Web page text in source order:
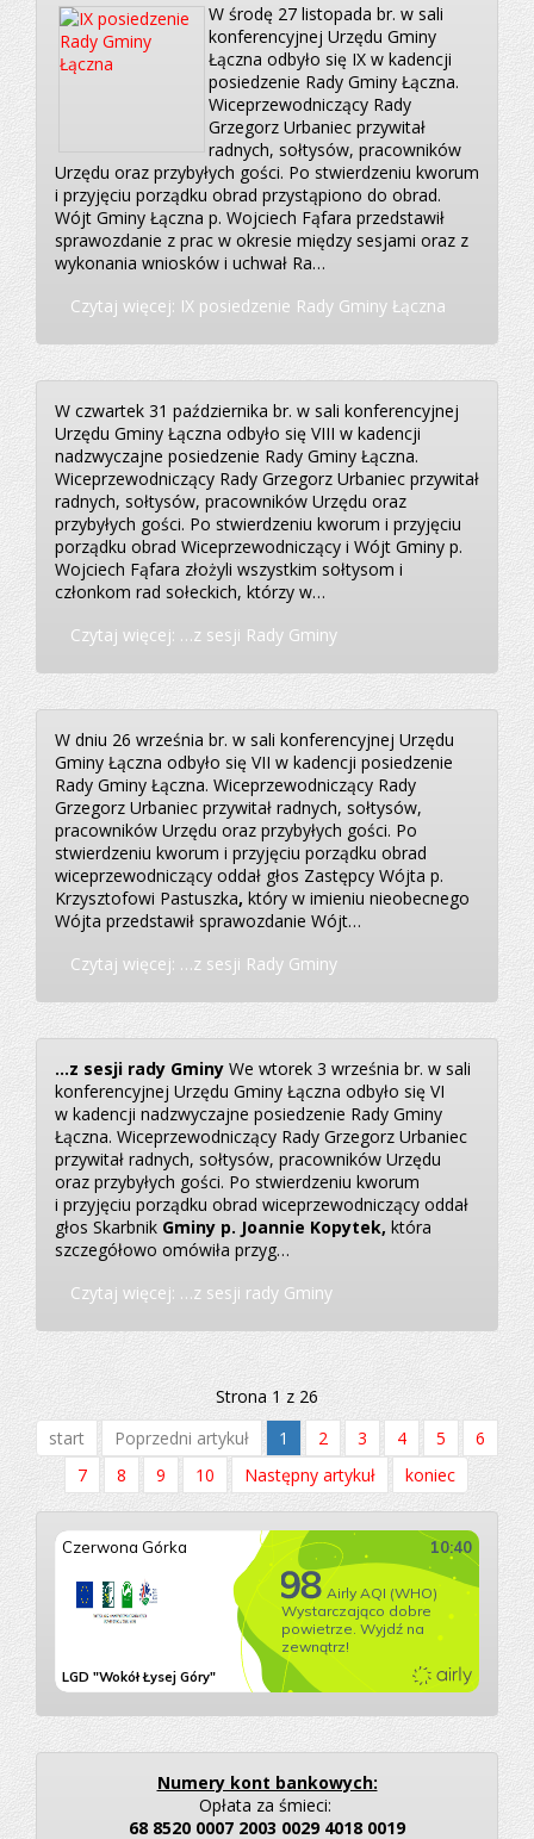
W środę 27 listopada br. w sali
konferencyjnej Urzędu Gminy
Łączna odbyło się IX w kadencji
posiedzenie Rady Gminy Łączna.
Wiceprzewodniczący Rady
Grzegorz Urbaniec przywitał
radnych, sołtysów, pracowników
Urzędu oraz przybyłych gości. Po stwierdzeniu kworum
i przyjęciu porządku obrad przystąpiono do obrad.
Wójt Gminy Łączna p. Wojciech Fąfara przedstawił
sprawozdanie z prac w okresie między sesjami oraz z
wykonania wniosków i uchwał Ra…
Czytaj więcej: IX posiedzenie Rady Gminy Łączna
W czwartek 31 października br. w sali konferencyjnej
Urzędu Gminy Łączna odbyło się VIII w kadencji
nadzwyczajne posiedzenie Rady Gminy Łączna.
Wiceprzewodniczący Rady Grzegorz Urbaniec przywitał
radnych, sołtysów, pracowników Urzędu oraz
przybyłych gości. Po stwierdzeniu kworum i przyjęciu
porządku obrad Wiceprzewodniczący i Wójt Gminy p.
Wojciech Fąfara złożyli wszystkim sołtysom i
członkom rad sołeckich, którzy w…
Czytaj więcej: …z sesji Rady Gminy
W dniu 26 września br. w sali konferencyjnej Urzędu
Gminy Łączna odbyło się VII w kadencji posiedzenie
Rady Gminy Łączna. Wiceprzewodniczący Rady
Grzegorz Urbaniec przywitał radnych, sołtysów,
pracowników Urzędu oraz przybyłych gości. Po
stwierdzeniu kworum i przyjęciu porządku obrad
wiceprzewodniczący oddał głos Zastępcy Wójta p.
Krzysztofowi Pastuszka, który w imieniu nieobecnego
Wójta przedstawił sprawozdanie Wójt…
Czytaj więcej: …z sesji Rady Gminy
…z sesji rady Gminy We wtorek 3 września br. w sali
konferencyjnej Urzędu Gminy Łączna odbyło się VI
w kadencji nadzwyczajne posiedzenie Rady Gminy
Łączna. Wiceprzewodniczący Rady Grzegorz Urbaniec
przywitał radnych, sołtysów, pracowników Urzędu
oraz przybyłych gości. Po stwierdzeniu kworum
i przyjęciu porządku obrad wiceprzewodniczący oddał
głos Skarbnik Gminy p. Joannie Kopytek, która
szczegółowo omówiła przyg…
Czytaj więcej: …z sesji rady Gminy
Strona 1 z 26
start
Poprzedni artykuł 1 2 3 4 5
6
7
8 9 10 Następny artykuł koniec
Numery kont bankowych:
Opłata za śmieci:
68 8520 0007 2003 0029 4018 0019